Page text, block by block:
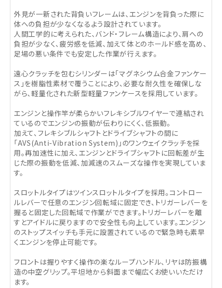
外見が一新された背負いフレームは、エンジンを背負った際に
体への負担が少なくなるよう設計されています。
人間工学的に考えられた、バンド・フレーム構造により、肩への
負担が少なく、疲労感を低減、加えて体とのホールド感を高め、
足場の悪い条件でも安定した作業が行えます。
遠心クラッチを包むシリンダーは｢マグネシウム合金ファンケー
ス｣を樹脂性素材で覆うことにより、必要な耐久性を確保しな
がら、軽量化された新型軽量ファンケースを採用しています。
エンジンと操作竿が柔らかいフレキシブルワイヤーで連結され
ているのでエンジンの振動が伝わりにくく、低振動。
加えて、フレキシブルシャフトとドライブシャフトの間に
「AVS(Anti-Vibration System)」のワンウェイクラッチを採
用。再加速性に加え、エンジンとドライブシャフトに回転差が生
じた際の振動を低減、加減速のスムーズな操作を実現していま
す。
スロットルタイプはツインスロットルタイプを採用。コントロー
ルレバーで任意のエンジン回転域に固定でき、トリガーレバーを
握ると固定した回転域で作業ができます。トリガーレバーを離
すとアイドルに戻りますので安全性も向上しています。エンジン
のストップスイッチも手元に設置されているので緊急時も素早
くエンジンを停止可能です。
フロントは握りやすく操作の楽なループハンドル、リヤは防振構
造の中空グリップ。平坦地から斜面まで幅広くお使いいただけ
ます。